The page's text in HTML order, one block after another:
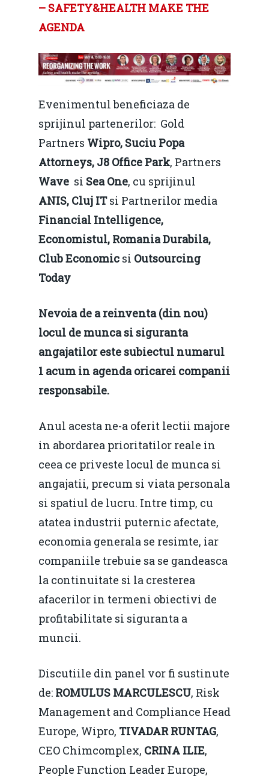
– SAFETY&HEALTH MAKE THE
AGENDA
Evenimentul beneficiaza de
sprijinul partenerilor: Gold
Partners Wipro, Suciu Popa
Attorneys, J8 Office Park, Partners
Wave si Sea One, cu sprijinul
ANIS, Cluj ITsi Partnerilor media
Financial Intelligence,
Economistul, Romania Durabila,
Club Economic si Outsourcing
Today
Nevoia de a reinventa (din nou)
locul de munca si siguranta
angajatilor este subiectul numarul
1 acum in agenda oricarei companii
responsabile.
Anul acesta ne-a oferit lectii majore
in abordarea prioritatilor reale in
ceea ce priveste locul de munca si
angajatii, precum si viata personala
si spatiul de lucru. Intre timp, cu
atatea industrii puternic afectate,
economia generala se resimte, iar
companiile trebuie sa se gandeasca
la continuitate si la cresterea
afacerilor in termeni obiectivi de
profitabilitate si siguranta a
muncii.
Discutiile din panel vor fi sustinute
de: ROMULUS MARCULESCU, Risk
Management and Compliance Head
Europe, Wipro, TIVADAR RUNTAG,
CEO Chimcomplex, CRINA ILIE,
People Function Leader Europe,